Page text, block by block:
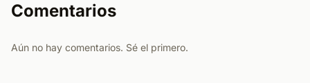
Comentarios
Aún no hay comentarios. Sé el primero.